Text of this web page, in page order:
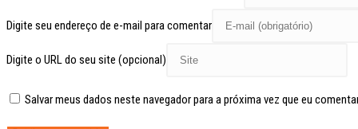
Digite seu endereço de e-mail para comentar
Digite o URL do seu site (opcional)
Salvar meus dados neste navegador para a próxima vez que eu